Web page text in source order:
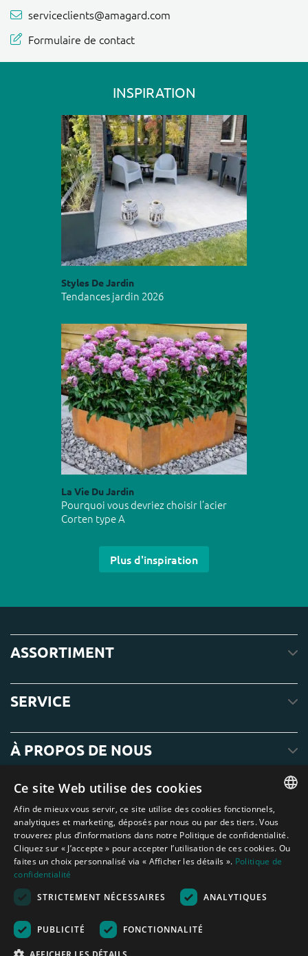
serviceclients@amagard.com
Formulaire de contact
INSPIRATION
Styles De Jardin
Tendances jardin 2026
La Vie Du Jardin
Pourquoi vous devriez choisir l’acier
Corten type A
Plus d'inspiration
ASSORTIMENT
SERVICE
À PROPOS DE NOUS
Amagard.com (Kranendonk B.V.) Aucun texte ou photo de ce site web ne
Nederland|Deutschland België|Belgique|España
Kingdom
ENGLISH
DUTCH
GERMAN
Ce site Web utilise des cookies
Afin de mieux vous servir, ce site utilise des cookies fonctionnels,
analytiques et marketing, déposés par nous ou par des tiers. Vous
trouverez plus d’informations dans notre Politique de confidentialité.
Cliquez sur « J’accepte » pour accepter l’utilisation de ces cookies. Ou
faites un choix personnalisé via « Afficher les détails ». Politique de
confidentialité
STRICTEMENT NÉCESSAIRES
ANALYTIQUES
PUBLICITÉ FONCTIONNALITÉ